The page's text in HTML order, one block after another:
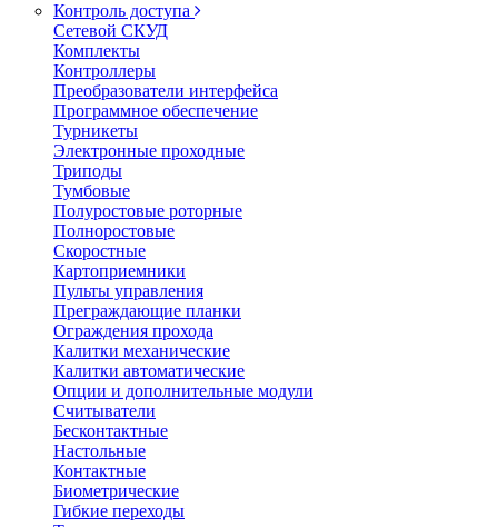
Контроль доступа
Сетевой СКУД
Комплекты
Контроллеры
Преобразователи интерфейса
Программное обеспечение
Турникеты
Электронные проходные
Триподы
Тумбовые
Полуростовые роторные
Полноростовые
Скоростные
Картоприемники
Пульты управления
Преграждающие планки
Ограждения прохода
Калитки механические
Калитки автоматические
Опции и дополнительные модули
Считыватели
Бесконтактные
Настольные
Контактные
Биометрические
Гибкие переходы